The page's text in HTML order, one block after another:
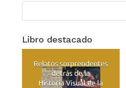
Libro destacado